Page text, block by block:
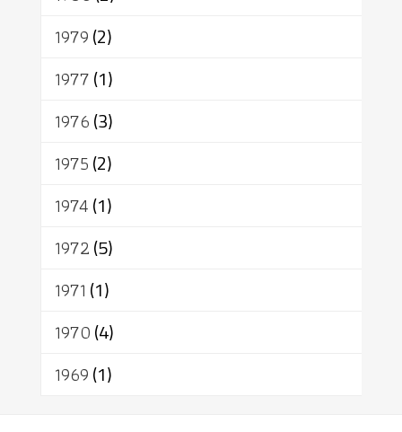
1979(2)
1977(1)
1976(3)
1975(2)
1974(1)
1972(5)
1971 (1)
1970(4)
1969(1)